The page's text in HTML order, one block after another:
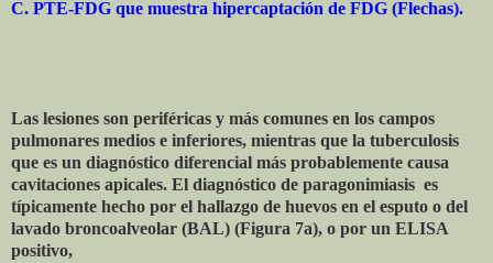
C. PTE-FDG que muestra hipercaptación de FDG (Flechas).
Las lesiones son periféricas y más comunes en los campos
pulmonares medios e inferiores, mientras que la tuberculosis
que es un diagnóstico diferencial más probablemente causa
cavitaciones apicales. El diagnóstico de paragonimiasis es
típicamente hecho por el hallazgo de huevos en el esputo o del
lavado broncoalveolar (BAL) (Figura 7a), o por un ELISA
positivo,